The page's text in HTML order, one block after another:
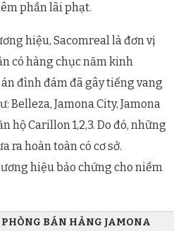
phần lãi phạt.
hiệu, Sacomreal là đơn vị
có hàng chục năm kinh
đình đám đã gây tiếng vang
Belleza, Jamona City, Jamona
hộ Carillon 1,2,3. Do đó, những
ra hoàn toàn có cơ sở.
hiệu bảo chứng cho niềm
BÁN HÀNG JAMONA